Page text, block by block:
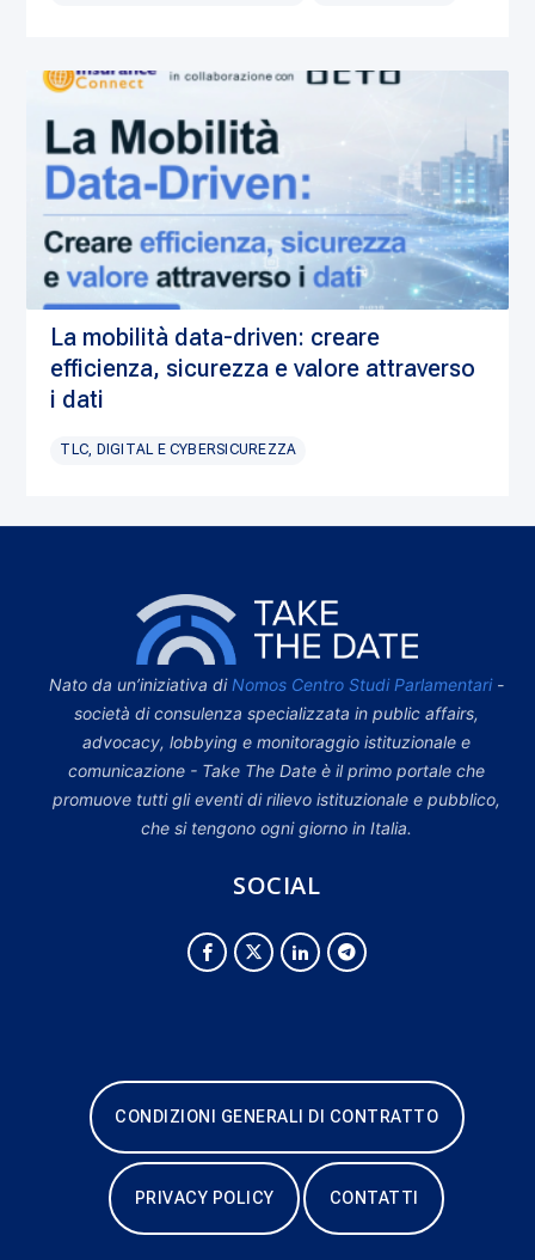
La mobilità data-driven: creare
efficienza, sicurezza e valore attraverso
i dati
TLC, DIGITAL E CYBERSICUREZZA
Nato da un’iniziativa di Nomos Centro Studi Parlamentari-
società di consulenza specializzata in public affairs,
advocacy, lobbying e monitoraggio istituzionale e
comunicazione - Take The Date è il primo portale che
promuove tutti gli eventi di rilievo istituzionale e pubblico,
che si tengono ogni giorno in Italia.
SOCIAL
CONDIZIONI GENERALI DI CONTRATTO
PRIVACY POLICY CONTATTI